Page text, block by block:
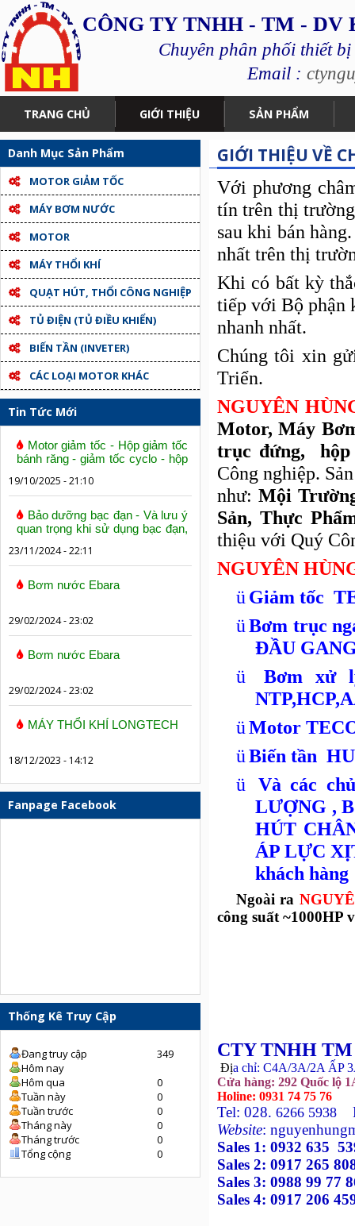
CÔNG TY TNHH - TM -
Chuyên phân phối thiết
Email :
TRANG CHỦ GIỚI THIỆU SẢN PHẨM
Danh Mục Sản Phẩm
MOTOR GIẢM TỐC
MÁY BƠM NƯỚC
MOTOR
MÁY THỔI KHÍ
QUẠT HÚT, THỔI CÔNG NGHIỆP
TỦ ĐIỆN (TỦ ĐIỀU KHIỂN)
BIẾN TẦN (INVETER)
CÁC LOẠI MOTOR KHÁC
Tin Tức Mới
Motor giảm tốc - Hộp giảm tốc
bánh răng - giảm tốc cyclo - hộp
19/10/2025 - 21:10
Bảo dưỡng bạc đạn - Và lưu ý
quan trọng khi sử dụng bạc đạn,
23/11/2024 - 22:11
Bơm nước Ebara
29/02/2024 - 23:02
Bơm nước Ebara
29/02/2024 - 23:02
MÁY THỔI KHÍ LONGTECH
18/12/2023 - 14:12
Fanpage Facebook
Thống Kê Truy Cập
Đang truy cập
349
Hôm nay
Hôm qua
0
Tuần này
0
Tuần trước
0
Tháng này
0
Tháng trước
0
Tổng cộng
0
GIỚI THIỆU VỀ
Với phương
tín trên thị
sau khi bán
nhất trên thị
Khi có bất kỳ
tiếp với Bộ phận
nhanh nhất.
Chúng tôi xin
Triển.
NGUYÊN
Motor, Máy
trục đứng, hộp
Công nghiệp.
như: Mội
Sản, Thực
thiệu với Quý
NGUYÊN
ü Giảm tốc
ü Bơm trục
ĐẦU
ü
Bơm xử
üMotor
üBiến tần
ü
Và các
LƯỢNG ,
HÚT
ÁP LỰC
khách hàng
Ngoài ra
công suất ~1000HP
CTY TNHH
Địa chỉ: C4A/3A/2A ẤP
Cửa hàng: 292 Quốc lộ
Holine: 0931 74 75 76
Tel: 028. 6266 5938
Website:
Sales 1: 0932 635
Sales 2: 0917 265
Sales 3: 0988 99 77
Sales 4: 0917 206